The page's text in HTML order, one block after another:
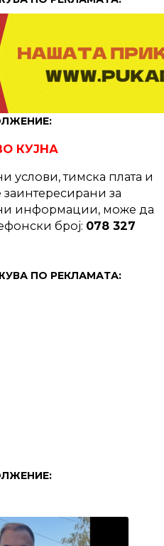
КУЈНА
услови, тимска плата и
заинтересирани за
информации, може да
број: 078 327
ПО РЕКЛАМАТА: